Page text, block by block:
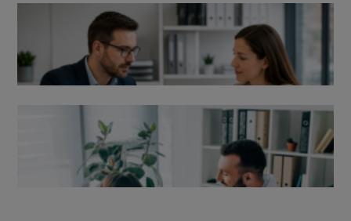
Výpověď ze zdravotních důvodů 2026 – průvodce pro
zaměstnavatele